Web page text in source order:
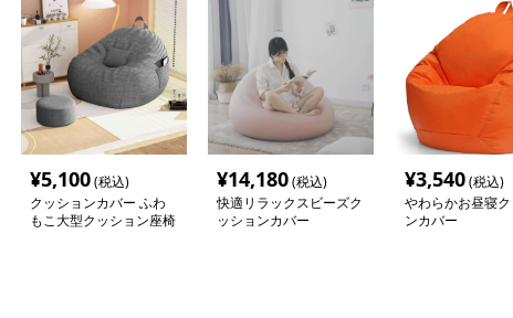
¥5,100(税込)
クッションカバー ふわ
もこ大型クッション座椅
¥14,180(税込)
快適リラックスビーズク
ッションカバー
¥3,540(税込)
やわらかお昼寝ク
ンカバー